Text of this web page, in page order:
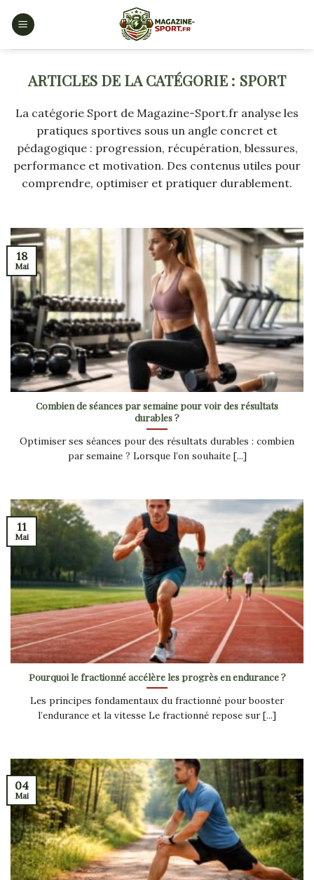
SPORT
La catégorie Sport de Magazine-Sport.fr analyse les
pratiques sportives sous un angle concret et
pédagogique : progression, récupération, blessures,
performance et motivation. Des contenus utiles pour
comprendre, optimiser et pratiquer durablement.
Combien de séances par semaine pour voir des résultats
durables ?
Optimiser ses séances pour des résultats durables : combien
par semaine ? Lorsque l’on souhaite [...]
18
Mai
Pourquoi le fractionné accélère les progrès en endurance ?
Les principes fondamentaux du fractionné pour booster
l’endurance et la vitesse Le fractionné repose sur [...]
11
Mai
04
Mai